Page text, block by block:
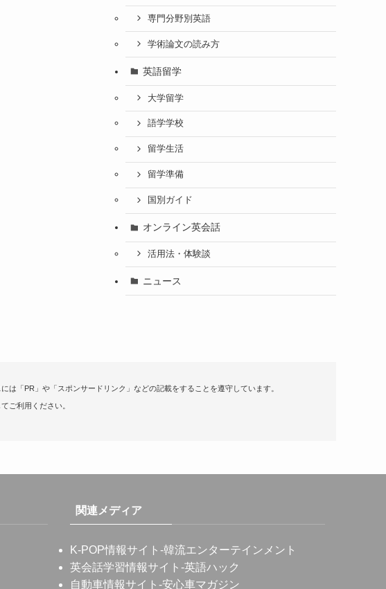
専門分野別英語
学術論文の読み方
英語留学
大学留学
語学学校
留学生活
留学準備
国別ガイド
オンライン英会話
活用法・体験談
ニュース
「PR」や「スポンサードリンク」などの記載をすることを遵守しています。
ご利用ください。
関連メディア
K-POP情報サイト -韓流エンターテインメント
英会話学習情報サイト -英語ハック
自動車情報サイト -安心車マガジン